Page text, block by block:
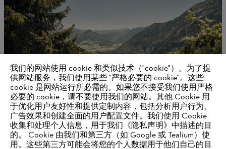
供应商信息
产品
联系方式
职业生涯
我们的网站使用 cookie 和类似技术（"cookie"）。为了提
供网站服务，我们使用某些 "严格必要的 cookie"。这些
cookie 是网站运行所必需的。如果您不接受我们使用严格
必要的 cookie，请不要使用我们的网站。其他 Cookie 用
于优化用户友好性和提供定制内容，包括分析用户行为、
广告效果和创建全面的用户配置文件。我们使用 Cookie
收集和处理个人信息，用于我们《隐私声明》中描述的目
的。 Cookie 由我们和第三方（如 Google 或 Tealium）使
用。这些第三方可能会将您的个人数据用于他们自己的目